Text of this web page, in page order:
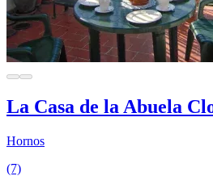
La Casa de la Abuela
Hornos
(7)